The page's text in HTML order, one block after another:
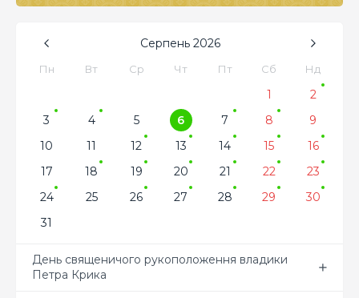
Серпень 2026
Пн Вт Ср Чт Пт Сб Нд
1
2
3
4 5 6 7 8
9
10
11 12 13 14 15
16
17
18 19 20 21 22
23
24
25 26 27 28 29
30
31
День священичого рукоположення владики
Петра Крика